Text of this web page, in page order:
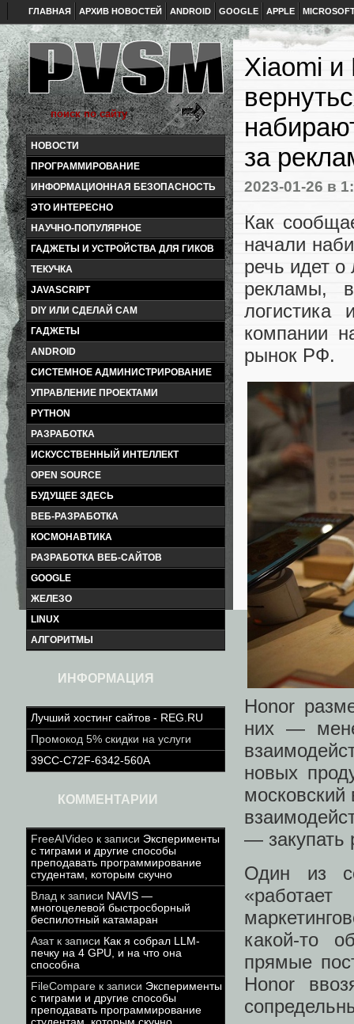
ГЛАВНАЯ АРХИВ НОВОСТЕЙ ANDROID GOOGLE APPLE
НОВОСТИ
ПРОГРАММИРОВАНИЕ
ИНФОРМАЦИОННАЯ БЕЗОПАСНОСТЬ
ЭТО ИНТЕРЕСНО
НАУЧНО-ПОПУЛЯРНОЕ
ГАДЖЕТЫ И УСТРОЙСТВА ДЛЯ ГИКОВ
ТЕКУЧКА
JAVASCRIPT
DIY ИЛИ СДЕЛАЙ САМ
ГАДЖЕТЫ
ANDROID
СИСТЕМНОЕ АДМИНИСТРИРОВАНИЕ
УПРАВЛЕНИЕ ПРОЕКТАМИ
PYTHON
РАЗРАБОТКА
ИСКУССТВЕННЫЙ ИНТЕЛЛЕКТ
OPEN SOURCE
БУДУЩЕЕ ЗДЕСЬ
ВЕБ-РАЗРАБОТКА
КОСМОНАВТИКА
РАЗРАБОТКА ВЕБ-САЙТОВ
GOOGLE
ЖЕЛЕЗО
LINUX
АЛГОРИТМЫ
ИНФОРМАЦИЯ
Лучший хостинг сайтов - REG.RU
Промокод 5% скидки на услуги
39CC-C72F-6342-560A
КОММЕНТАРИИ
FreeAIVideo к записи Эксперименты
с тиграми и другие способы
преподавать программирование
студентам, которым скучно
Влад к записи NAVIS —
многоцелевой быстросборный
беспилотный катамаран
Азатк записи Как я собрал LLM-
печку на 4 GPU, и на что она
способна
FileCompare к записи Эксперименты
с тиграми и другие способы
преподавать программирование
Xiaomi и
за
2023-01-26 в
Как
начали
речь идет
рекламы,
логистика
компании
рынок РФ.
Honor
них —
новых
московский
—
Один из
какой-то
прямые
Honor